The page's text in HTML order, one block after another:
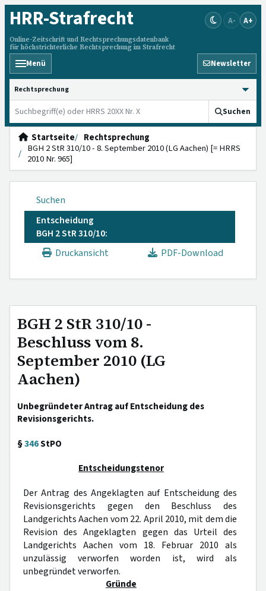
HRR-Strafrecht
Online-Zeitschrift und Rechtsprechungsdatenbank
für höchstrichterliche Rechtsprechung im Strafrecht
A- A+
Menü Newsletter
HRRS durchsuchen
Suchen
Startseite
Rechtsprechung
BGH 2 StR 310/10 - 8. September 2010 (LG Aachen) [= HRRS
2010 Nr. 965]
Suchen
Entscheidung
BGH 2 StR 310/10:
Druckansicht
PDF-Download
BGH 2 StR 310/10 -
Beschluss vom 8.
September 2010 (LG
Aachen)
Unbegründeter Antrag auf Entscheidung des
Revisionsgerichts.
§346StPO
Entscheidungstenor
Der Antrag des Angeklagten auf Entscheidung des
Revisionsgerichts gegen den Beschluss des
Landgerichts Aachen vom 22. April 2010, mit dem die
Revision des Angeklagten gegen das Urteil des
Landgerichts Aachen vom 18. Februar 2010 als
unzulässig verworfen worden ist, wird als
unbegründet verworfen.
Gründe